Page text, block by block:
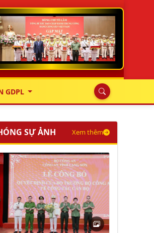
GDPL
SỰ ẢNH Xem thêm